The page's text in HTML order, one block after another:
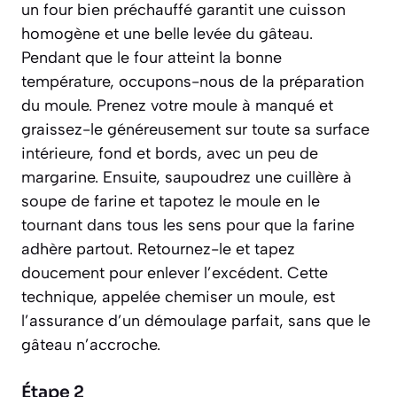
un four bien préchauffé garantit une cuisson
homogène et une belle levée du gâteau.
Pendant que le four atteint la bonne
température, occupons-nous de la préparation
du moule. Prenez votre moule à manqué et
graissez-le généreusement sur toute sa surface
intérieure, fond et bords, avec un peu de
margarine. Ensuite, saupoudrez une cuillère à
soupe de farine et tapotez le moule en le
tournant dans tous les sens pour que la farine
adhère partout. Retournez-le et tapez
doucement pour enlever l’excédent. Cette
technique, appelée chemiser un moule, est
l’assurance d’un démoulage parfait, sans que le
gâteau n’accroche.
Étape 2